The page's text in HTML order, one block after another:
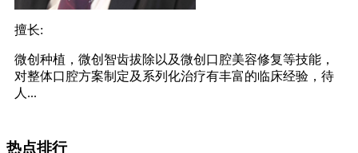
擅长:
微创种植，微创智齿拔除以及微创口腔美容修复等技能，
对整体口腔方案制定及系列化治疗有丰富的临床经验，待
人...
热点排行